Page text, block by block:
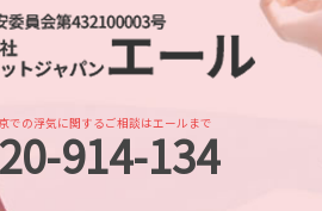
振り
振り
策 探偵
合
人探し
辺調査
査
での浮気に関するご相談はエールまで
914-134